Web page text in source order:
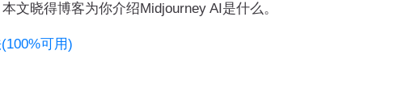
文晓得博客为你介绍Midjourney AI是什么。
可用)